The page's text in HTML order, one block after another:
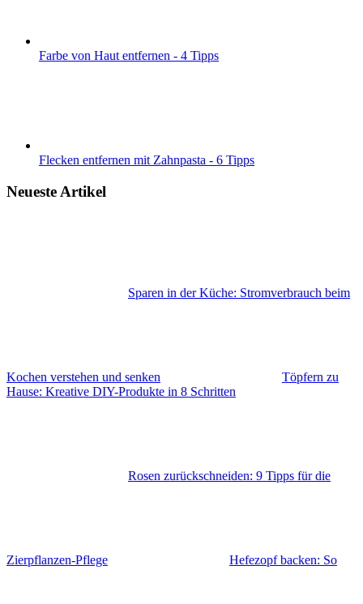
Farbe von Haut entfernen - 4 Tipps
Flecken entfernen mit Zahnpasta - 6 Tipps
Neueste Artikel
Sparen in der Küche: Stromverbrauch beim
Kochen verstehen und senken
Töpfern zu
Hause: Kreative DIY-Produkte in 8 Schritten
Rosen zurückschneiden: 9 Tipps für die
Zierpflanzen-Pflege Hefezopf backen: So